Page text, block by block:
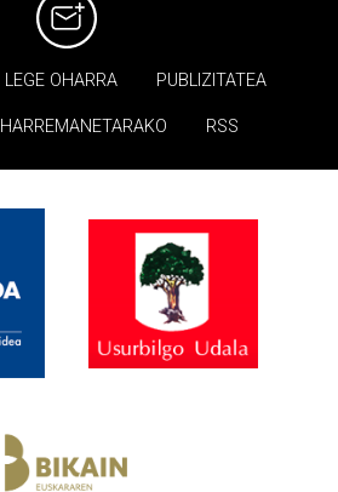
LEGE OHARRA PUBLIZITATEA
HARREMANETARAKO RSS